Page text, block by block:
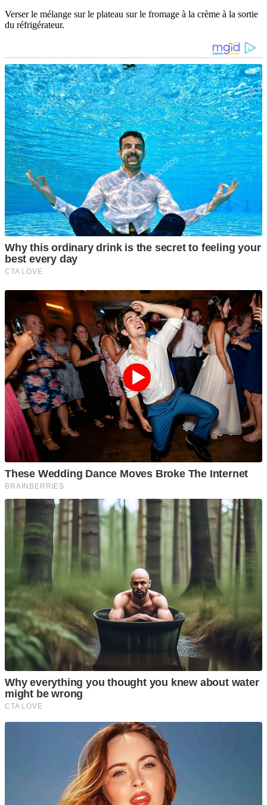
Verser le mélange sur le plateau sur le fromage à la crème à la sortie
du réfrigérateur.